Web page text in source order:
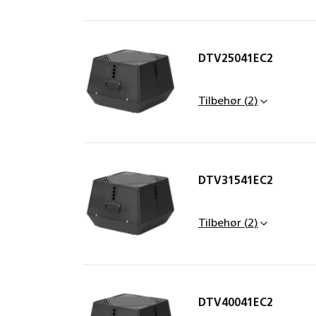
DTV25041EC2
Tilbehør (2)
DTV31541EC2
Tilbehør (2)
DTV40041EC2